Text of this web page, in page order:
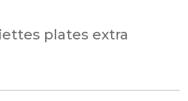
plates extra